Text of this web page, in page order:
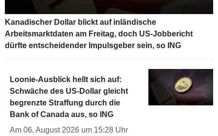
Kanadischer Dollar blickt auf inländische
Arbeitsmarktdaten am Freitag, doch US-Jobbericht
dürfte entscheidender Impulsgeber sein, so ING
Loonie-Ausblick hellt sich auf:
Schwäche des US-Dollar gleicht
begrenzte Straffung durch die
Bank of Canada aus, so ING
Am 06. August 2026 um 15:28 Uhr